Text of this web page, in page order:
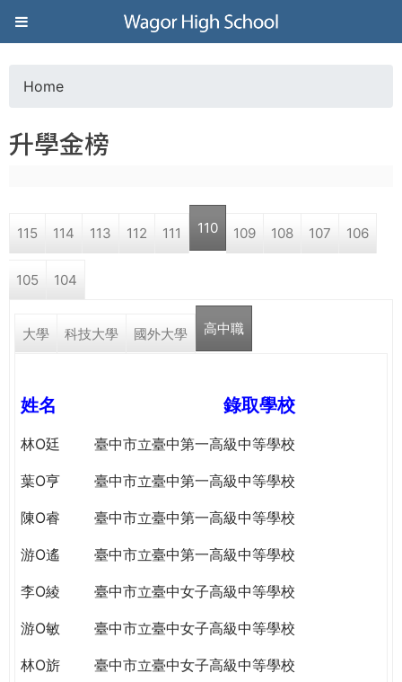
Jump to navigation
葳
格
高
學
o
a
r
e
e
e
Home
升學金榜
115 114 113 112 111 110 109 108 107 106
105 104
大學 科技大學 國外大學 高中職
姓名 錄取學校
林O廷 臺中市立臺中第一高級中等學校
葉O亨 臺中市立臺中第一高級中等學校
陳O睿 臺中市立臺中第一高級中等學校
游O遙 臺中市立臺中第一高級中等學校
李O綾 臺中市立臺中女子高級中等學校
游O敏 臺中市立臺中女子高級中等學校
林O旂 臺中市立臺中女子高級中等學校